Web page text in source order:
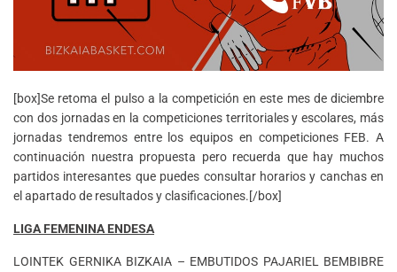
[box]Se retoma el pulso a la competición en este mes de diciembre
con dos jornadas en la competiciones territoriales y escolares, más
jornadas tendremos entre los equipos en competiciones FEB. A
continuación nuestra propuesta pero recuerda que hay muchos
partidos interesantes que puedes consultar horarios y canchas en
el apartado de resultados y clasificaciones.[/box]
LIGA FEMENINA ENDESA
LOINTEK GERNIKA BIZKAIA – EMBUTIDOS PAJARIEL BEMBIBRE